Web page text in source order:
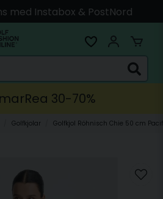
med Instabox & PostNord
Apple Pay, Kort & Faktura
från lagret i Linköping
30-70%
Golfkjolar Golfkjol Röhnisch Chie 50 cm